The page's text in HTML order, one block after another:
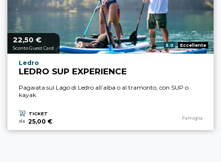
Prezzo a partire da
22,50 €
Sconto Guest Card
Valutazione:
5.0 Eccellente
Località esperienza
Ledro
LEDRO SUP EXPERIENCE
Pagaiata sul Lago di Ledro all’alba o al tramonto, con SUP o
kayak.
TICKET
da
25,00 €
Categoria
Famiglia